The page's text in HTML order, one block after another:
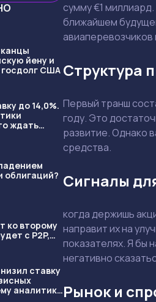
йену и
госдолг США
до 14,0%.
ждать
облигаций?
ко второму
с P2P,
ставку
аналитики
сумму €1
ближайшем
Структура
Первый транш
году. Это
развитие. Однако
средства.
Сигналы
когда держишь
направит их на
показателях. Я бы
негативно
Рынок и